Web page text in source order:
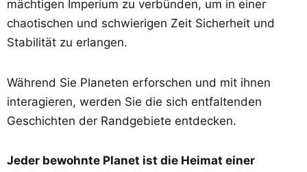
mächtigen Imperium zu verbünden, um in einer
chaotischen und schwierigen Zeit Sicherheit und
Stabilität zu erlangen.
Während Sie Planeten erforschen und mit ihnen
interagieren, werden Sie die sich entfaltenden
Geschichten der Randgebiete entdecken.
Jeder bewohnte Planet ist die Heimat einer